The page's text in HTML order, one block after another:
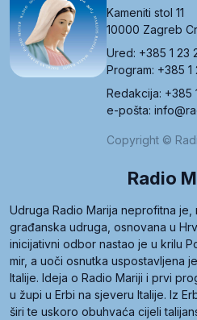
Kameniti stol 11
10000 Zagreb
Ured: +385 1 23
Program: +385
Redakcija: +385
e-pošta:
Copyright ©
Radio
Udruga Radio Marija neprofitna
građanska udruga, osnovana u
inicijativni odbor nastao je u krilu
mir, a uoči osnutka uspostavljena
Italije. Ideja o Radio Mariji i prvi
u župi u Erbi na sjeveru Italije. Iz
širi te uskoro obuhvaća cijeli